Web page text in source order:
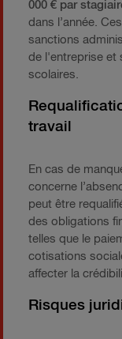
000 € par
dans l’année.
sanctions
de l'entreprise et
scolaires.
travail
En cas de
concerne
peut être
des obligations
telles que le
cotisations
affecter la
Risques